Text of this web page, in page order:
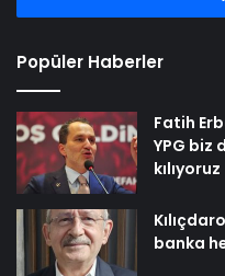
Popüler Haberler
Fatih
YPG biz
kılıyoruz
banka